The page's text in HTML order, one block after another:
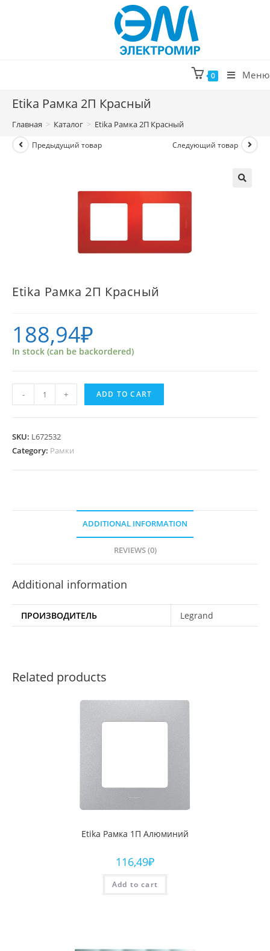
0 Меню
Etika Рамка 2П Красный
Главная > Каталог > Etika Рамка 2П Красный
Предыдущий товар Следующий товар
Etika Рамка 2П Красный
188,94₽
In stock (can be backordered)
Рамка
Красный
quantity
- + ADD TO CART
SKU: L672532
Category: Рамки
ADDITIONAL INFORMATION
REVIEWS (0)
Additional information
ПРОИЗВОДИТЕЛЬ Legrand
Related products
Etika Рамка 1П Алюминий
116,49₽
Add to cart